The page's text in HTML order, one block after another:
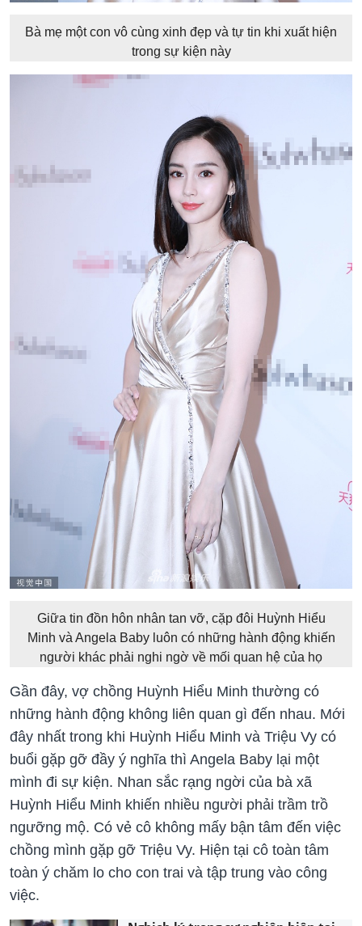
Bà mẹ một con vô cùng xinh đẹp và tự tin khi xuất hiện
trong sự kiện này
Giữa tin đồn hôn nhân tan vỡ, cặp đôi Huỳnh Hiểu
Minh và Angela Baby luôn có những hành động khiến
người khác phải nghi ngờ về mối quan hệ của họ
Gần đây, vợ chồng Huỳnh Hiểu Minh thường có
những hành động không liên quan gì đến nhau. Mới
đây nhất trong khi Huỳnh Hiểu Minh và Triệu Vy có
buổi gặp gỡ đầy ý nghĩa thì Angela Baby lại một
mình đi sự kiện. Nhan sắc rạng ngời của bà xã
Huỳnh Hiểu Minh khiến nhiều người phải trầm trồ
ngưỡng mộ. Có vẻ cô không mấy bận tâm đến việc
chồng mình gặp gỡ Triệu Vy. Hiện tại cô toàn tâm
toàn ý chăm lo cho con trai và tập trung vào công
việc.